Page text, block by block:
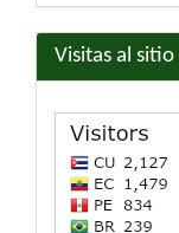
Visitas al sitio